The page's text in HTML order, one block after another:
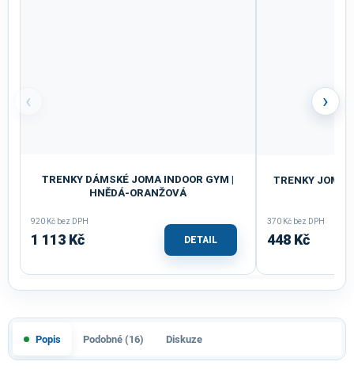
‹
TRENKY DÁMSKÉ JOMA INDOOR GYM |
HNĚDÁ-ORANŽOVÁ
920 Kč bez DPH
1 113 Kč DETAIL
TRENKY JOMA
370 Kč bez DPH
448 Kč
›
Popis Podobné (16) Diskuze